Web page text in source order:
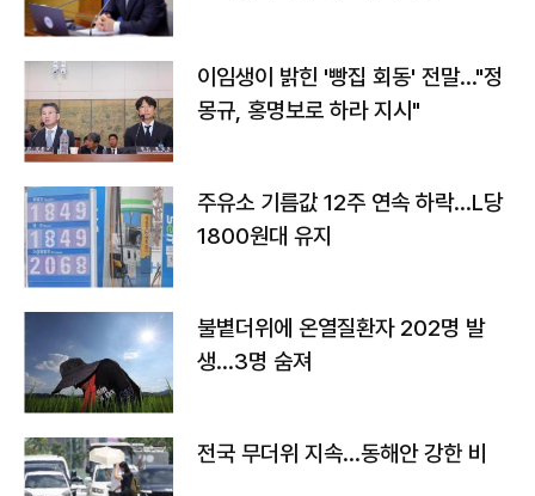
이임생이 밝힌 '빵집 회동' 전말…"정
몽규, 홍명보로 하라 지시"
주유소 기름값 12주 연속 하락…L당
1800원대 유지
불볕더위에 온열질환자 202명 발
생…3명 숨져
전국 무더위 지속…동해안 강한 비